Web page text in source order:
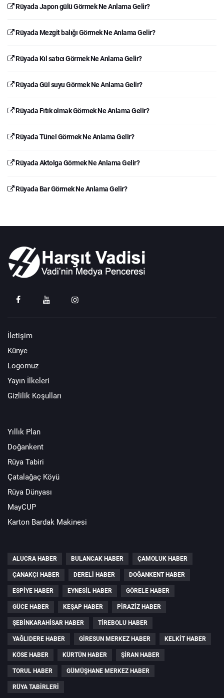
Rüyada Japon gülü Görmek Ne Anlama Gelir?
Rüyada Mezgit balığı Görmek Ne Anlama Gelir?
Rüyada Kıl satıcı Görmek Ne Anlama Gelir?
Rüyada Gül suyu Görmek Ne Anlama Gelir?
Rüyada Fıtık olmak Görmek Ne Anlama Gelir?
Rüyada Tünel Görmek Ne Anlama Gelir?
Rüyada Aktolga Görmek Ne Anlama Gelir?
Rüyada Bar Görmek Ne Anlama Gelir?
İletişim
Künye
Logomuz
Yayın İlkeleri
Gizlilik Koşulları
Yıllık Plan
Doğankent
Rüya Tabiri
Çatalağaç Köyü
Rüya Dünyası
MayCUP
Karton Bardak Makinesi
ALUCRA HABER BULANCAK HABER ÇAMOLUK HABER
ÇANAKÇI HABER DERELI HABER DOĞANKENT HABER
ESPIYE HABER EYNESIL HABER GÖRELE HABER
GÜCE HABER KEŞAP HABER PIRAZIZ HABER
ŞEBINKARAHISAR HABER TIREBOLU HABER
YAĞLIDERE HABER GIRESUN MERKEZ HABER KELKIT HABER
KÖSE HABER KÜRTÜN HABER ŞIRAN HABER
TORUL HABER GÜMÜŞHANE MERKEZ HABER
RÜYA TABIRLERI